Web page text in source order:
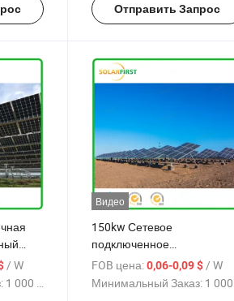
Отправить Запрос
/ W
1 000 W
Видео
150kw Сетевое
подключенное
централизованное
наклонное одноосевое
FOB цена: 0,06-0,09 $ / W
Минимальный Заказ: 1 000 W